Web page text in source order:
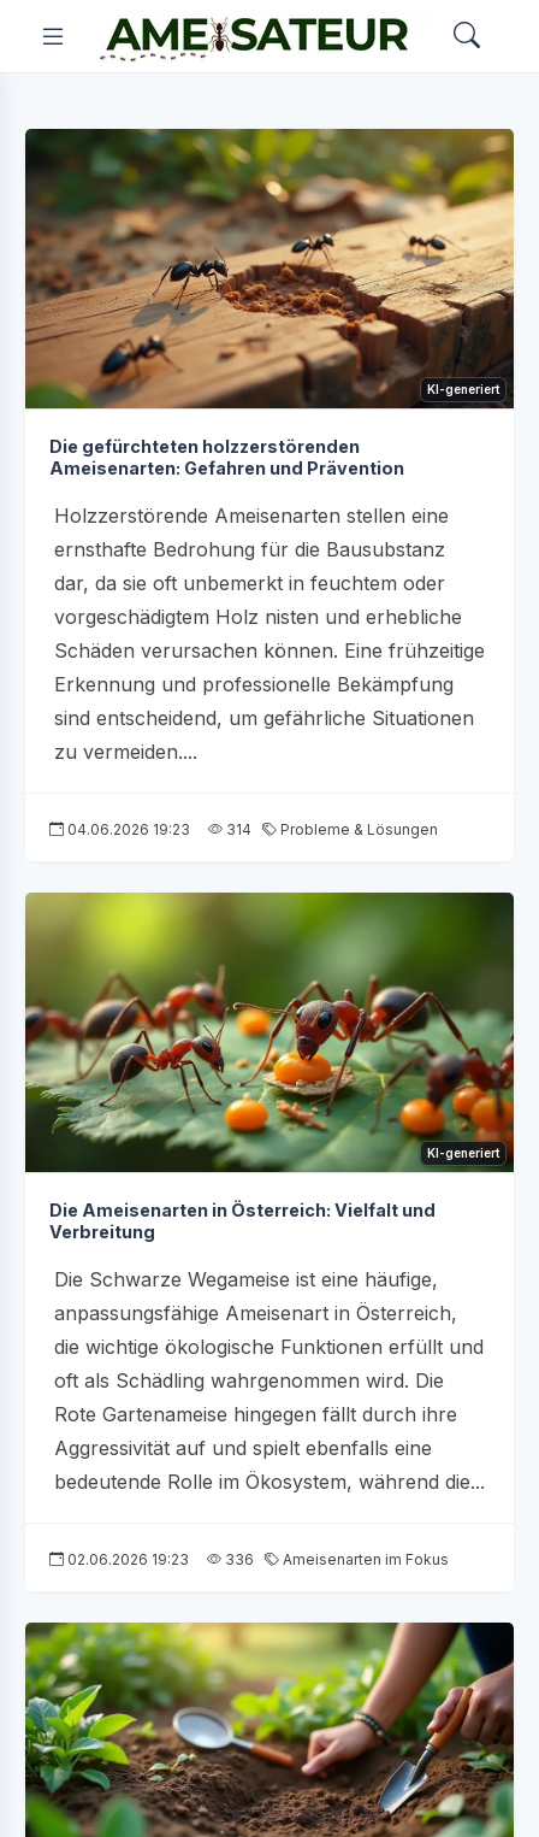
KI-generiert
Die gefürchteten holzzerstörenden
Ameisenarten: Gefahren und Prävention
Holzzerstörende Ameisenarten stellen eine
ernsthafte Bedrohung für die Bausubstanz
dar, da sie oft unbemerkt in feuchtem oder
vorgeschädigtem Holz nisten und erhebliche
Schäden verursachen können. Eine frühzeitige
Erkennung und professionelle Bekämpfung
sind entscheidend, um gefährliche Situationen
zu vermeiden....
04.06.2026 19:23 314 Probleme & Lösungen
KI-generiert
Die Ameisenarten in Österreich: Vielfalt und
Verbreitung
Die Schwarze Wegameise ist eine häufige,
anpassungsfähige Ameisenart in Österreich,
die wichtige ökologische Funktionen erfüllt und
oft als Schädling wahrgenommen wird. Die
Rote Gartenameise hingegen fällt durch ihre
Aggressivität auf und spielt ebenfalls eine
bedeutende Rolle im Ökosystem, während die...
02.06.2026 19:23 336 Ameisenarten im Fokus